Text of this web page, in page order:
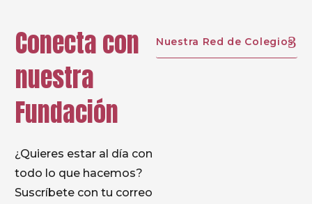
“Para enseñar a otros la humildad, se debe ser
humilde; para enseñar la caridad debe practicarla
primeramente el que la ha de enseñar.
Conecta con
nuestra
Fundación
¿Quieres estar al día con
todo lo que hacemos?
Suscríbete con tu correo
Nuestra Red de Colegios